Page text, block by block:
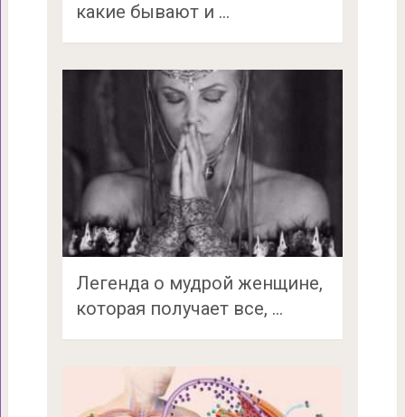
какие бывают и …
Легенда о мудрой женщине,
которая получает все, …